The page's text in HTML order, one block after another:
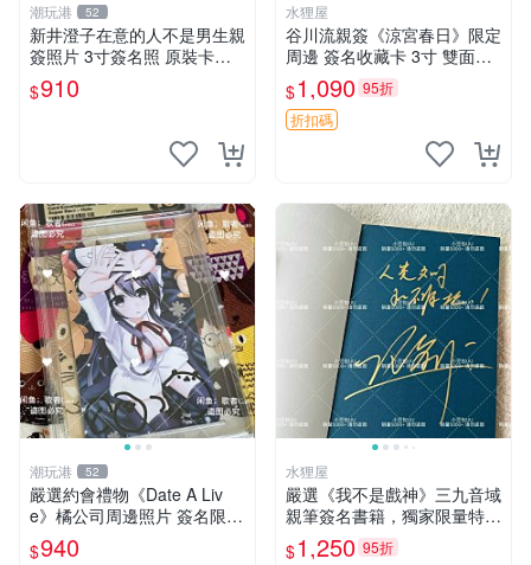
潮玩港 52
新井澄子在意的人不是男生親
簽照片 3寸簽名照 原裝卡磚
收藏周邊 親筆簽名照 精品收
藏 特別款
$910
水狸屋
谷川流親簽《涼宮春日》限定
周邊 簽名收藏卡 3寸 雙面展
示 罕見中古 涼宮春日 苦難
救世主
$1,090 95折
折扣碼
潮玩港 52
嚴選約會禮物《Date A Liv
e》橘公司周邊照片 簽名限量
版 3寸卡磚裝 直接送框 約
會、收藏、簽名照
$940
水狸屋
嚴選《我不是戲神》三九音域
親筆簽名書籍，獨家限量特 S
igned珍藏，玄幻小說必讀收
藏。我不是戲神系列最新力
$1,250 95折